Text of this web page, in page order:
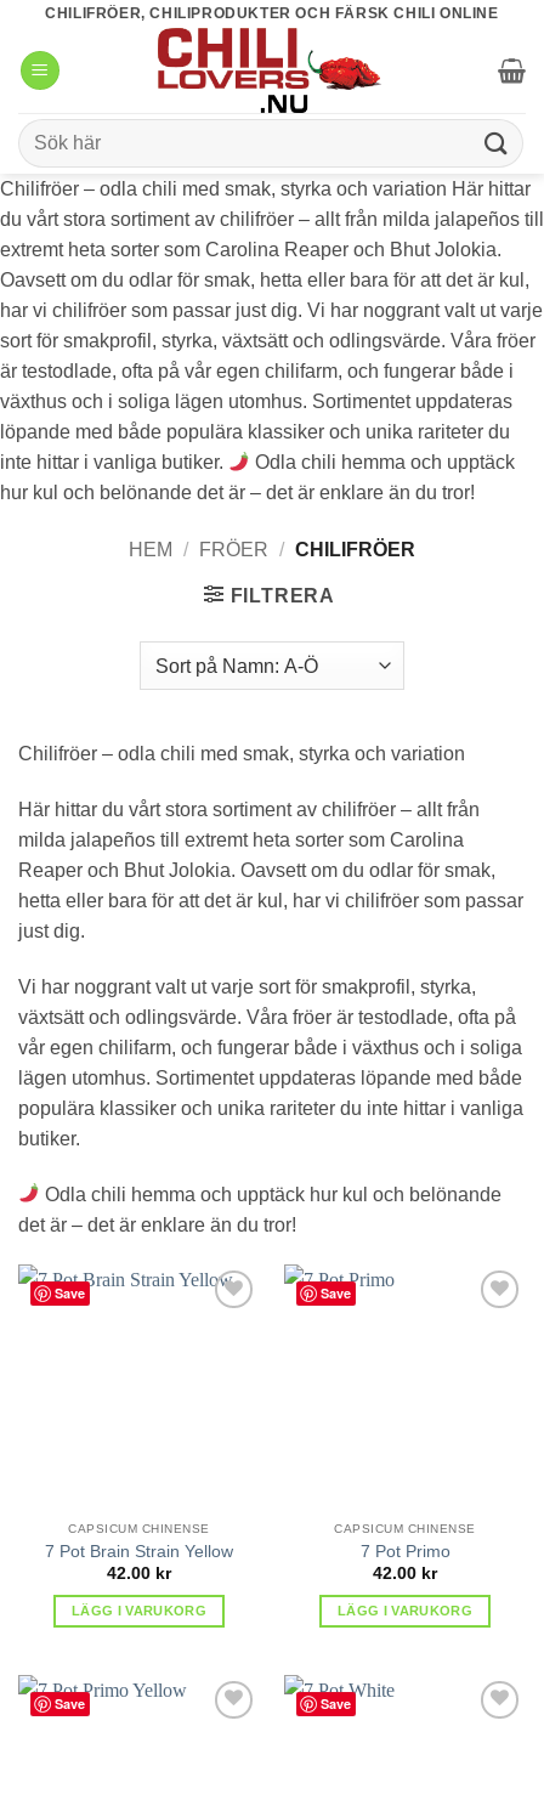
content
CHILIFRÖER, CHILIPRODUKTER OCH FÄRSK CHILI ONLINE
Sök
efter:
Chilifröer – odla chili med smak, styrka och variation Här hittar
du vårt stora sortiment av chilifröer – allt från milda jalapeños till
extremt heta sorter som Carolina Reaper och Bhut Jolokia.
Oavsett om du odlar för smak, hetta eller bara för att det är kul,
har vi chilifröer som passar just dig. Vi har noggrant valt ut varje
sort för smakprofil, styrka, växtsätt och odlingsvärde. Våra fröer
är testodlade, ofta på vår egen chilifarm, och fungerar både i
växthus och i soliga lägen utomhus. Sortimentet uppdateras
löpande med både populära klassiker och unika rariteter du
inte hittar i vanliga butiker.
Odla chili hemma och upptäck
hur kul och belönande det är – det är enklare än du tror!
HEM / FRÖER / CHILIFRÖER
FILTRERA
Chilifröer – odla chili med smak, styrka och variation
Här hittar du vårt stora sortiment av chilifröer – allt från
milda jalapeños till extremt heta sorter som Carolina
Reaper och Bhut Jolokia. Oavsett om du odlar för smak,
hetta eller bara för att det är kul, har vi chilifröer som passar
just dig.
Vi har noggrant valt ut varje sort för smakprofil, styrka,
växtsätt och odlingsvärde. Våra fröer är testodlade, ofta på
vår egen chilifarm, och fungerar både i växthus och i soliga
lägen utomhus. Sortimentet uppdateras löpande med både
populära klassiker och unika rariteter du inte hittar i vanliga
butiker.
Odla chili hemma och upptäck hur kul och belönande
det är – det är enklare än du tror!
Save
CAPSICUM CHINENSE
7 Pot Brain Strain Yellow
42.00 kr
LÄGG I VARUKORG
Save
CAPSICUM CHINENSE
7 Pot Primo
42.00 kr
LÄGG I VARUKORG
Save Save